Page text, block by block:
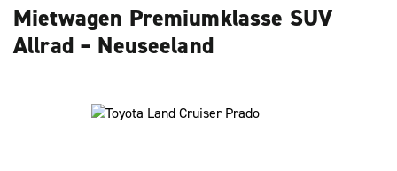
Mietwagen Premiumklasse SUV
Allrad – Neuseeland